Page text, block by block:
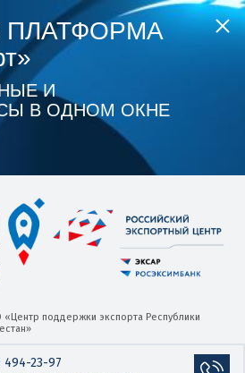
И
В ОДНОМ ОКНЕ
«Центр поддержки экспорта Республики
494-23-97